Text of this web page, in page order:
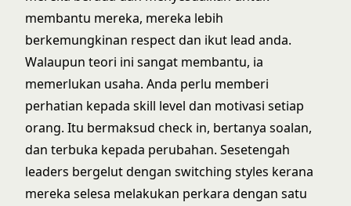
membantu mereka, mereka lebih
berkemungkinan respect dan ikut lead anda.
Walaupun teori ini sangat membantu, ia
memerlukan usaha. Anda perlu memberi
perhatian kepada skill level dan motivasi setiap
orang. Itu bermaksud check in, bertanya soalan,
dan terbuka kepada perubahan. Sesetengah
leaders bergelut dengan switching styles kerana
mereka selesa melakukan perkara dengan satu